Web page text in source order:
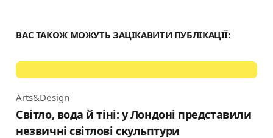
ВАС ТАКОЖ МОЖУТЬ ЗАЦІКАВИТИ ПУБЛІКАЦІЇ:
Category
Arts&Design
Світло, вода й тіні: у Лондоні представили
незвичні світлові скульптури